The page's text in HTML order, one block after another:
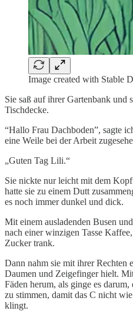
Image created with Stable
Sie saß auf ihrer Gartenbank und
Tischdecke.
“Hallo Frau Dachboden”, sagte
eine Weile bei der Arbeit
„Guten Tag Lili.“
Sie nickte nur leicht mit dem
hatte sie zu einem Dutt
es noch immer dunkel und dick.
Mit einem ausladenden Busen
nach einer winzigen Tasse
Zucker trank.
Dann nahm sie mit ihrer Rechten
Daumen und Zeigefinger hielt.
Fäden herum, als ginge es
zu stimmen, damit das C nicht
klingt.